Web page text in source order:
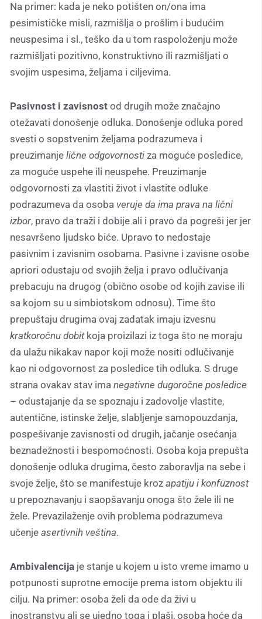
Na primer: kada je neko potišten on/ona ima
pesimističke misli, razmišlja o prošlim i budućim
neuspesima i sl., teško da u tom raspoloženju može
razmišljati pozitivno, konstruktivno ili razmišljati o
svojim uspesima, željama i ciljevima.
Pasivnost i zavisnost od drugih može značajno
otežavati donošenje odluka. Donošenje odluka pored
svesti o sopstvenim željama podrazumeva i
preuzimanje lične odgovornosti za moguće posledice,
za moguće uspehe ili neuspehe. Preuzimanje
odgovornosti za vlastiti život i vlastite odluke
podrazumeva da osoba veruje da ima prava na lični
izbor, pravo da traži i dobije ali i pravo da pogreši jer jer
nesavršeno ljudsko biće. Upravo to nedostaje
pasivnim i zavisnim osobama. Pasivne i zavisne osobe
apriori odustaju od svojih želja i pravo odlučivanja
prebacuju na drugog (obično osobe od kojih zavise ili
sa kojom su u simbiotskom odnosu). Time što
prepuštaju drugima ovaj zadatak imaju izvesnu
kratkoročnu dobitkoja proizilazi iz toga što ne moraju
da ulažu nikakav napor koji može nositi odlučivanje
kao ni odgovornost za posledice tih odluka. S druge
strana ovakav stav ima negativne dugoročne posledice
– odustajanje da se spoznaju i zadovolje vlastite,
autentične, istinske želje, slabljenje samopouzdanja,
pospešivanje zavisnosti od drugih, jačanje osećanja
beznadežnosti i bespomoćnosti. Osoba koja prepušta
donošenje odluka drugima, često zaboravlja na sebe i
svoje želje, što se manifestuje kroz apatiju i konfuznost
u prepoznavanju i saopšavanju onoga što žele ili ne
žele. Prevazilaženje ovih problema podrazumeva
učenje asertivnih veština.
Ambivalencija je stanje u kojem u isto vreme imamo u
potpunosti suprotne emocije prema istom objektu ili
cilju. Na primer: osoba želi da ode da živi u
inostranstvu ali se ujedno toga i plaši, osoba hoće da